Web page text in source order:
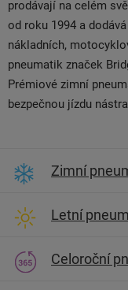
prodávají na celém
od roku 1994 a
nákladních,
pneumatik značek
Prémiové zimní
bezpečnou jízdu
Zimní
Letní
Celoroční